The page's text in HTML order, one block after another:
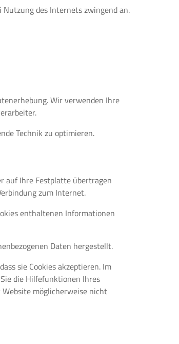
des Internets zwingend an.
Wir verwenden Ihre
Technik zu optimieren.
auf Ihre Festplatte übertragen
zum Internet.
enthaltenen Informationen
Daten hergestellt.
sie Cookies akzeptieren. Im
die Hilfefunktionen Ihres
möglicherweise nicht